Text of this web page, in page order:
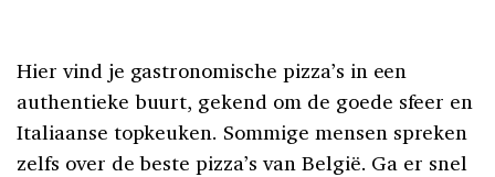
Hier vind je gastronomische pizza’s in een
authentieke buurt, gekend om de goede sfeer en
Italiaanse topkeuken. Sommige mensen spreken
zelfs over de beste pizza’s van België. Ga er snel